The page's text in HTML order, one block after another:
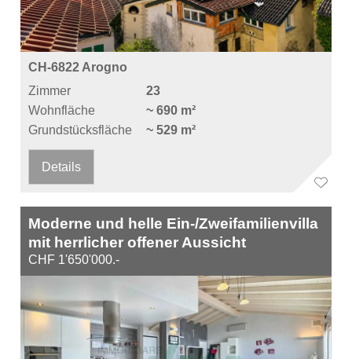
CH-6822 Arogno
Zimmer
23
Wohnfläche
~ 690 m²
Grundstücksfläche
~ 529 m²
Details
Moderne und helle Ein-/Zweifamilienvilla
mit herrlicher offener Aussicht
CHF 1'650'000.-